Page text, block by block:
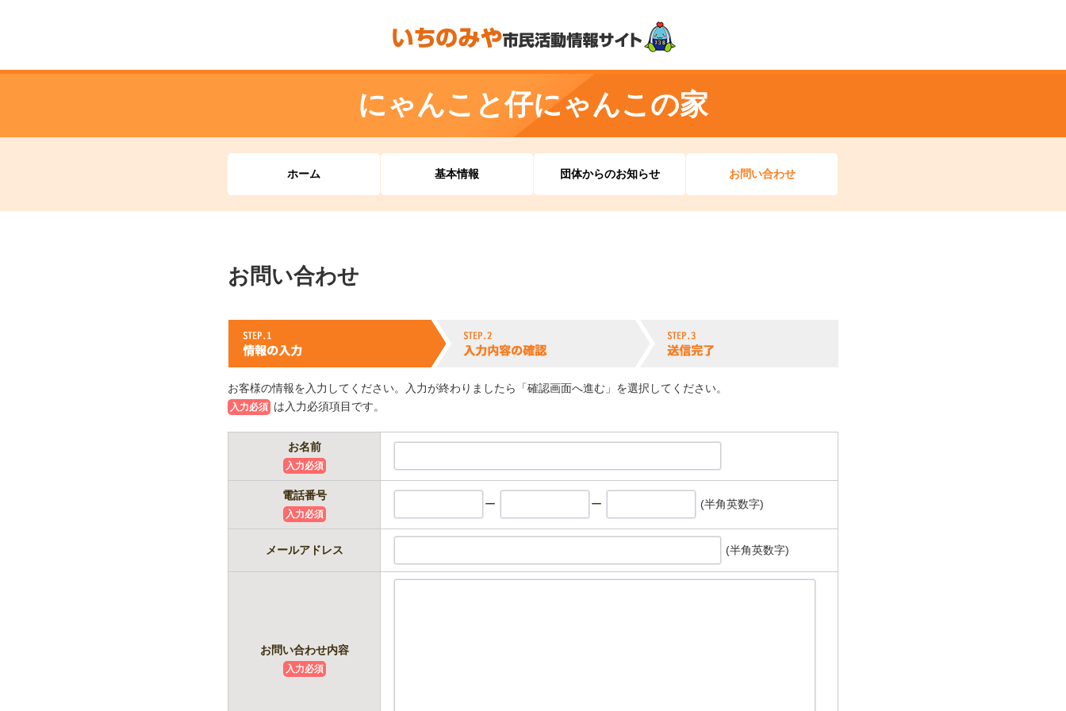
にゃんこと仔にゃんこの家
ホーム 基本情報 団体からのお知らせ お問い合わせ
お問い合わせ
お客様の情報を入力してください。入力が終わりましたら「確認画面へ進む」を選択してください。
入力必須 は入力必須項目です。
お名前
入力必須
電話番号
入力必須
ー ー (半角英数字)
メールアドレス (半角英数字)
お問い合わせ内容
入力必須